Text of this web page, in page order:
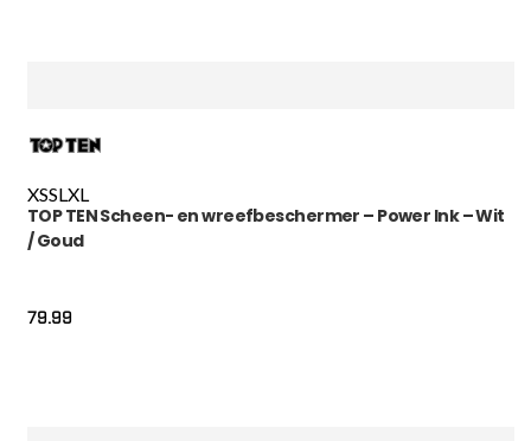
XSSL XL
TOP TEN Scheen- en wreefbeschermer – Power Ink – Wit
/ Goud
79.99